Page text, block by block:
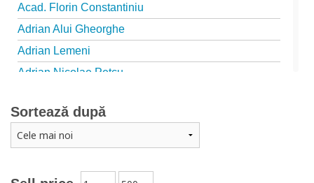
Acad. Florin Constantiniu
Adrian Alui Gheorghe
Adrian Lemeni
Adrian Nicolae Petcu
Adriana Petrescu
Alexandra Rotariu
Alexandru Creţu
Sortează după